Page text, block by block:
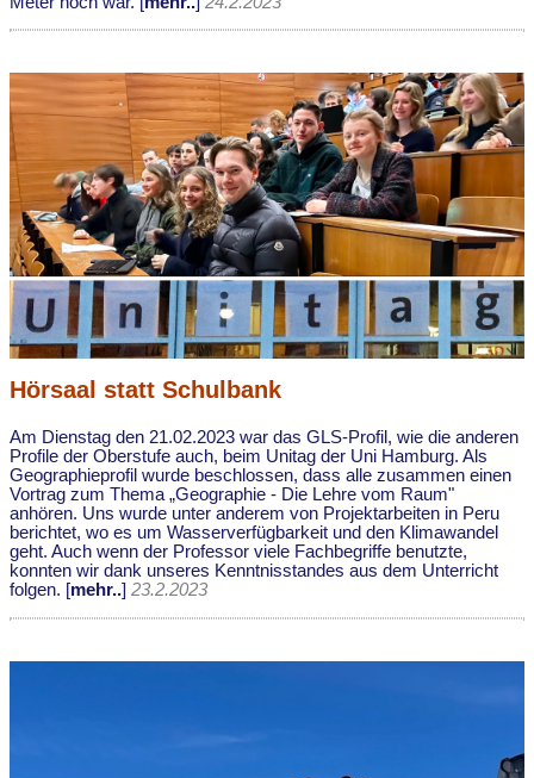
Hörsaal statt Schulbank
Am Dienstag den 21.02.2023 war das GLS-Profil, wie die anderen
Profile der Oberstufe auch, beim Unitag der Uni Hamburg. Als
Geographieprofil wurde beschlossen, dass alle zusammen einen
Vortrag zum Thema „Geographie - Die Lehre vom Raum"
anhören. Uns wurde unter anderem von Projektarbeiten in Peru
berichtet, wo es um Wasserverfügbarkeit und den Klimawandel
geht. Auch wenn der Professor viele Fachbegriffe benutzte,
konnten wir dank unseres Kenntnisstandes aus dem Unterricht
folgen. [mehr..] 23.2.2023